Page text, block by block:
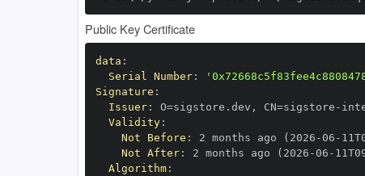
Public Key Certificate
data :
Serial Number:
Signature :
Issuer: O=sigstore.dev , CN=sigstore -
Validity:
Not Before : 2 months ago (2026 -06 -
Not After: 2 months ago (2026 -06 -
Algorithm: